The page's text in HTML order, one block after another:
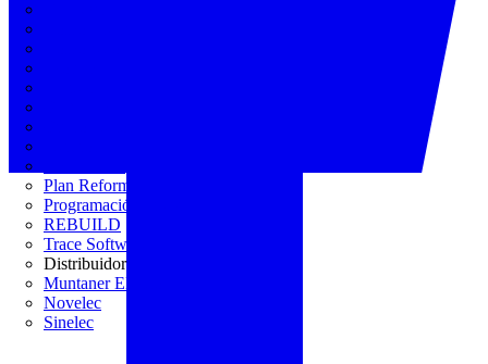
Plan Reforma
Programación Integral
REBUILD
Trace Software
Distribuidor
Muntaner Electro
Novelec
Sinelec